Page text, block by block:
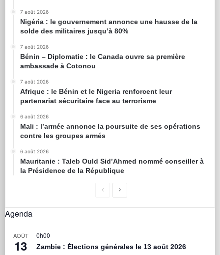
7 août 2026
Nigéria : le gouvernement annonce une hausse de la
solde des militaires jusqu’à 80%
7 août 2026
Bénin – Diplomatie : le Canada ouvre sa première
ambassade à Cotonou
7 août 2026
Afrique : le Bénin et le Nigeria renforcent leur
partenariat sécuritaire face au terrorisme
6 août 2026
Mali : l’armée annonce la poursuite de ses opérations
contre les groupes armés
6 août 2026
Mauritanie : Taleb Ould Sid’Ahmed nommé conseiller à
la Présidence de la République
Agenda
AOÛT
13
0h00
Zambie : Élections générales le 13 août 2026